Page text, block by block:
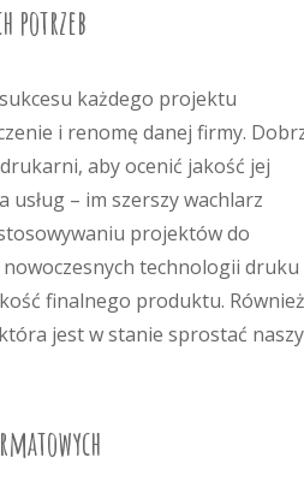
potrzeb
każdego projektu
i renomę danej firmy.
aby ocenić jakość jej
– im szerszy wachlarz
projektów do
technologii druku
finalnego produktu. Również
jest w stanie sprostać